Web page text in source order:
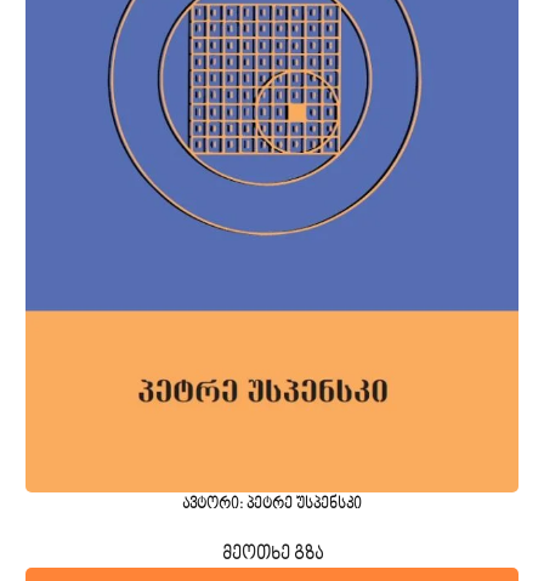
ავტორი: პეტრე უსპენსკი
მეოთხე გზა